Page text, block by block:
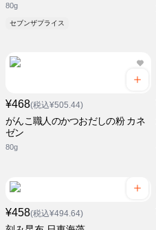
80g
セブンザプライス
¥468(税込¥505.44)
がんこ職人のかつおだしの粉 カネ
ゼン
80g
¥458(税込¥494.64)